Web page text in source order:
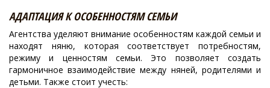
АДАПТАЦИЯ К ОСОБЕННОСТЯМ СЕМЬИ
Агентства уделяют внимание особенностям каждой семьи и
находят няню, которая соответствует потребностям,
режиму и ценностям семьи. Это позволяет создать
гармоничное взаимодействие между няней, родителями и
детьми. Также стоит учесть: